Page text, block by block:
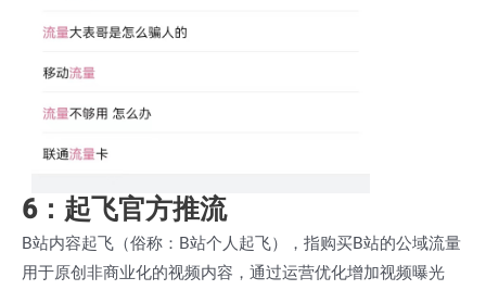
6：起飞官方推流
B站内容起飞（俗称：B站个人起飞），指购买B站的公域流量
用于原创非商业化的视频内容，通过运营优化增加视频曝光